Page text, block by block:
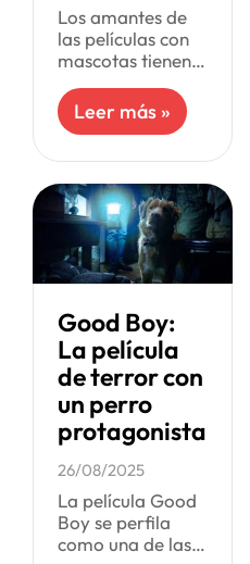
Los amantes de
las películas con
mascotas tienen
que no se pueden
perder.
cinta brasileña
que acaba de
llegar a
Leer más »
Good Boy:
La película
de terror con
un perro
protagonista
26/08/2025
La película Good
Boy se perfila
como una de las